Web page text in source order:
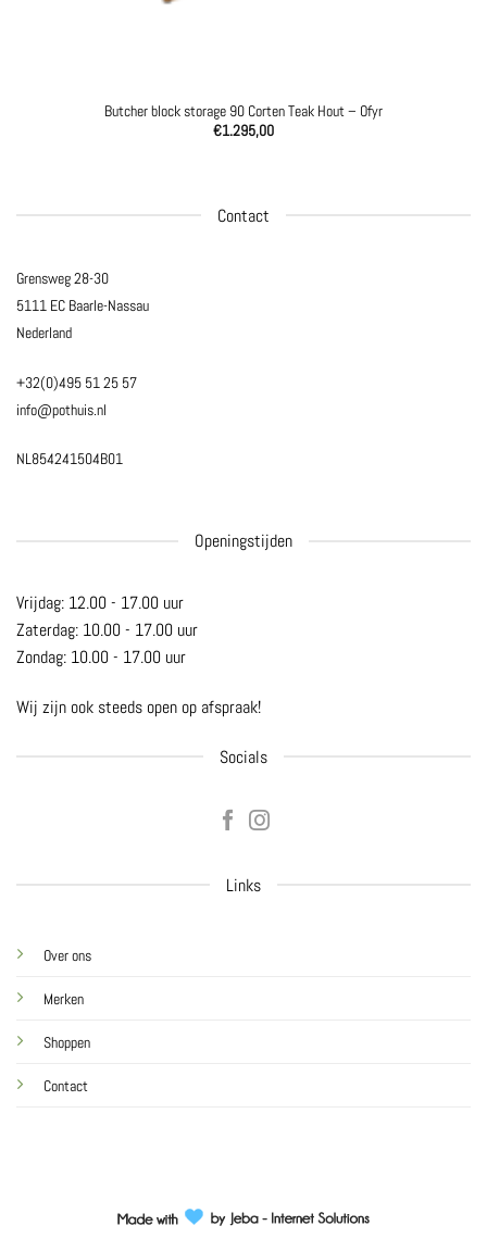
Butcher block storage 90 Corten Teak Hout – Ofyr
€1.295,00
Contact
Grensweg 28-30
5111 EC Baarle-Nassau
Nederland
+32(0)495 51 25 57
info@pothuis.nl
NL854241504B01
Links
Over ons
Merken
Shoppen
Contact
Openingstijden
Vrijdag: 12.00 - 17.00 uur
Zaterdag: 10.00 - 17.00 uur
Zondag: 10.00 - 17.00 uur
Wij zijn ook steeds open op afspraak!
Socials